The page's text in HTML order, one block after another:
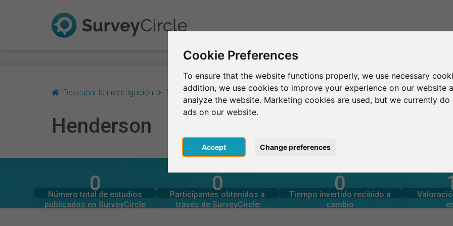
Cookie Preferences
To ensure that the website functions properly, we use necessary
addition, we use cookies to improve your experience on our website
analyze the website. Marketing cookies are used, but we currently
ads on our website.
Accept Change preferences
Descubrir la investigación Estados Unidos Henderson
Henderson
EN RESUMEN – INVESTIGACIÓN EN HENDERSON
0
Número total de estudios
publicados en SurveyCircle
0
Estudios actuales en
SurveyCircle 0
Participantes obtenidos a
través de SurveyCircle
0
Participaciones generadas en
SurveyCircle 0
Tiempo invertido recibido a
cambio
0
Tiempo invertido en otros
estudios
Número